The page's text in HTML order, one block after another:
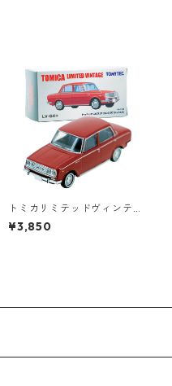
トミカリミテッドヴィンテ
ージ LV-64a トヨペット コ
ロナ 1500 デラックス #102
¥3,850